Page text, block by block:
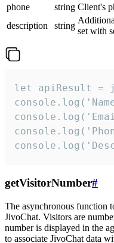
phone
string Client's
description
string
set with
let apiResult =
getVisitorNumber#
The asynchronous function
JivoChat. Visitors are
number is displayed in the
to associate JivoChat data